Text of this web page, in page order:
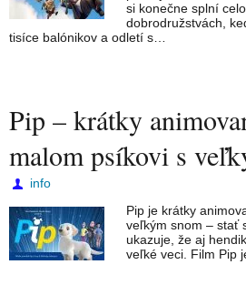
si konečne splní
dobrodružstvách,
tisíce balónikov a odletí s…
Pip – krátky
malom psíkovi s
info
Pip je krátky
veľkým snom – stať
ukazuje, že aj
veľké veci. Film Pip